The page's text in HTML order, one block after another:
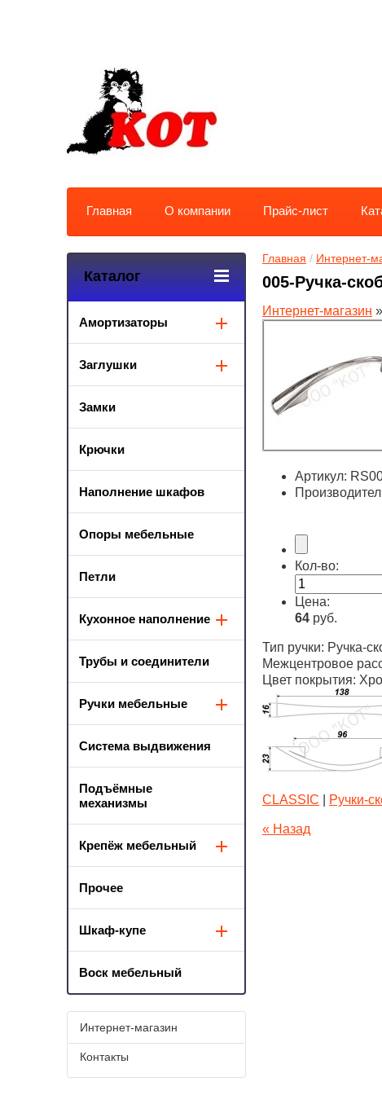
Главная О компании Прайс-лист
Главная / Интернет-
005-Ручка-
Интернет-магазин »
Артикул:
Кол-во:
Цена:
64 руб.
Тип ручки: Ручка-
Межцентровое
Цвет покрытия:
CLASSIC Ручки-
« Назад
Каталог
Амортизаторы
Заглушки
Замки
Крючки
Наполнение шкафов
Опоры мебельные
Петли
Кухонное наполнение
Трубы и соединители
Ручки мебельные
Система выдвижения
Подъёмные
механизмы
Крепёж мебельный
Прочее
Шкаф-купе
Воск мебельный
Интернет-магазин
Контакты